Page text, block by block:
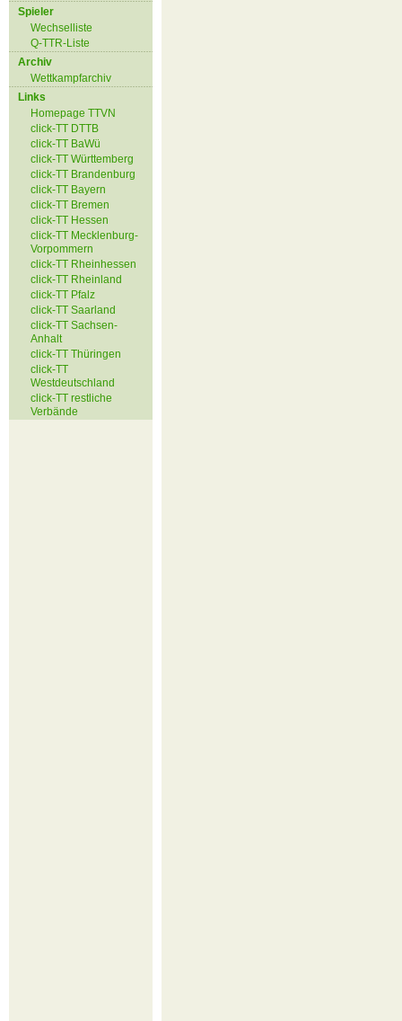
Spieler
Wechselliste
Q-TTR-Liste
Archiv
Wettkampfarchiv
Links
Homepage TTVN
click-TT DTTB
click-TT BaWü
click-TT Württemberg
click-TT Brandenburg
click-TT Bayern
click-TT Bremen
click-TT Hessen
click-TT Mecklenburg-
Vorpommern
click-TT Rheinhessen
click-TT Rheinland
click-TT Pfalz
click-TT Saarland
click-TT Sachsen-
Anhalt
click-TT Thüringen
click-TT
Westdeutschland
click-TT restliche
Verbände